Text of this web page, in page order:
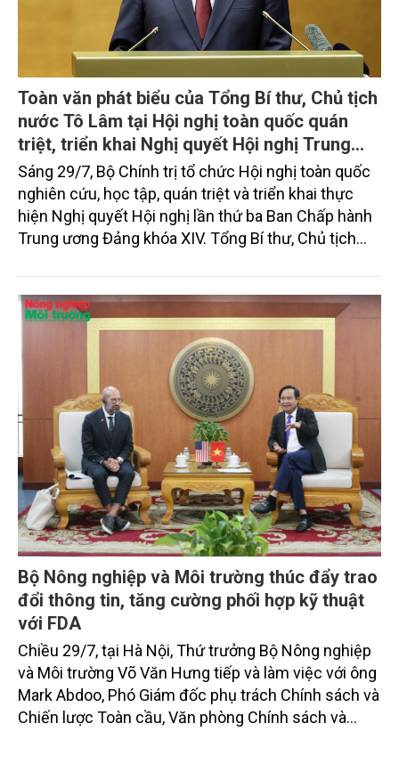
Toàn văn phát biểu của Tổng Bí thư, Chủ tịch
nước Tô Lâm tại Hội nghị toàn quốc quán
triệt, triển khai Nghị quyết Hội nghị Trung
ương 3, khóa XIV
Sáng 29/7, Bộ Chính trị tổ chức Hội nghị toàn quốc
nghiên cứu, học tập, quán triệt và triển khai thực
hiện Nghị quyết Hội nghị lần thứ ba Ban Chấp hành
Trung ương Đảng khóa XIV. Tổng Bí thư, Chủ tịch
trọng. Tạp chí Nông nghiệp và Môi trường trân trọng
giới thiệu toàn văn bài phát biểu của đồng chí Tổng
Bí thư, Chủ tịch nước.
Bộ Nông nghiệp và Môi trường thúc đẩy trao
đổi thông tin, tăng cường phối hợp kỹ thuật
với FDA
Chiều 29/7, tại Hà Nội, Thứ trưởng Bộ Nông nghiệp
và Môi trường Võ Văn Hưng tiếp và làm việc với ông
Mark Abdoo, Phó Giám đốc phụ trách Chính sách và
Chiến lược Toàn cầu, Văn phòng Chính sách và